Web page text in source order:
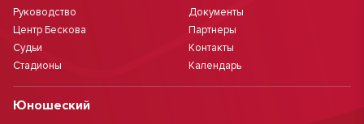
Руководство
Центр Бескова
Судьи
Стадионы
Документы
Партнеры
Контакты
Календарь
Юношеский